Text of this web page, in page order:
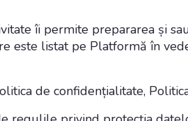
îi permite prepararea și
este listat pe Platformă în
de confidențialitate,